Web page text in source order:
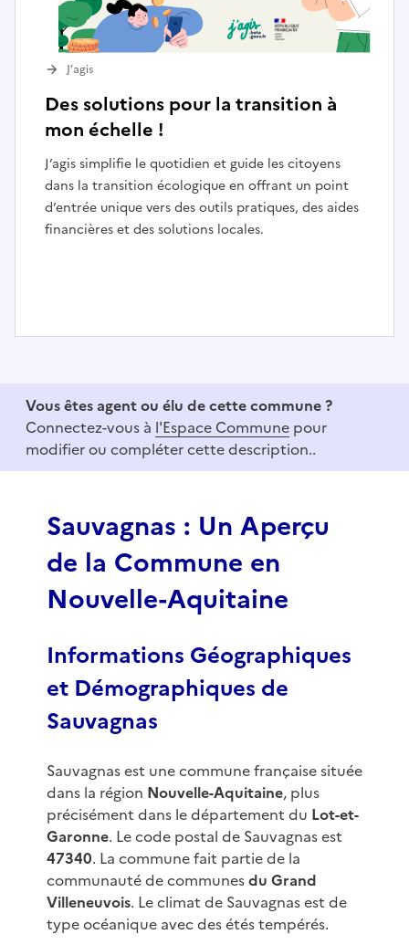
Des solutions pour la transition à
mon échelle !
J’agis simplifie le quotidien et guide les citoyens
dans la transition écologique en offrant un point
d’entrée unique vers des outils pratiques, des aides
financières et des solutions locales.
J’agis
f
Vous êtes agent ou élu de cette commune ?
Connectez-vous à l'Espace Commune pour
modifier ou compléter cette description..
Sauvagnas : Un Aperçu
de la Commune en
Nouvelle-Aquitaine
Informations Géographiques
et Démographiques de
Sauvagnas
Sauvagnas est une commune française située
dans la région Nouvelle-Aquitaine, plus
précisément dans le département du Lot-et-
Garonne. Le code postal de Sauvagnas est
47340. La commune fait partie de la
communauté de communesdu Grand
Villeneuvois. Le climat de Sauvagnas est de
type océanique avec des étés tempérés.